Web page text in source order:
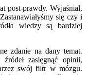
post-prawdy. Wyjaśniał,
się czy i
wiedzy są bardziej
zdanie na dany temat.
zasięgnąć opinii,
swój filtr w mózgu.